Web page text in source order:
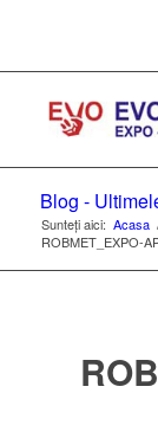
Blog -
Sunteți aici: Acasa
ROBMET_EXPO-